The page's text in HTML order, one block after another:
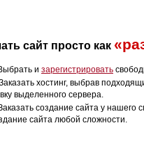
сайт просто как
и зарегистрировать
хостинг, выбрав
выделенного сервера.
создание сайта у
сайта любой сложности.